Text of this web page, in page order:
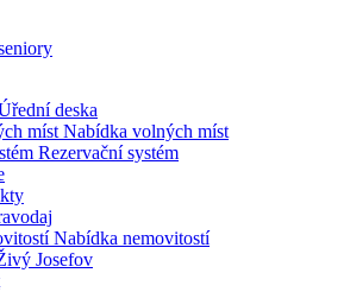
deska
Nabídka volných míst
Rezervační systém
Nabídka nemovitostí
Josefov